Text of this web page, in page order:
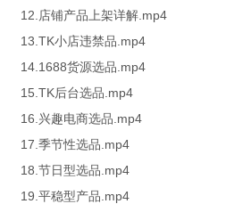
12.店铺产品上架详解.mp4
13.TK小店违禁品.mp4
14.1688货源选品.mp4
15.TK后台选品.mp4
16.兴趣电商选品.mp4
17.季节性选品.mp4
18.节日型选品.mp4
19.平稳型产品.mp4